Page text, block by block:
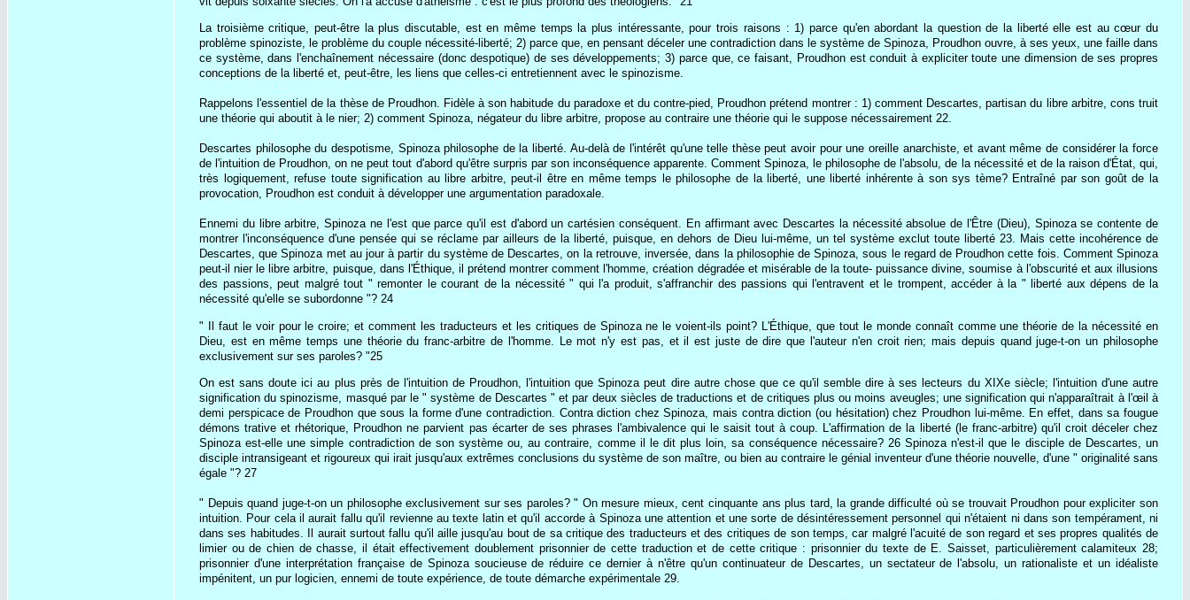
La troisième critique, peut-être la plus discutable, est en même temps la plus intéressante, pour trois raisons : 1) parce qu'en abordant la question de la liberté elle est au cœur du
problème spinoziste, le problème du couple nécessité-liberté; 2) parce que, en pensant déceler une contradiction dans le système de Spinoza, Proudhon ouvre, à ses yeux, une faille dans
ce système, dans l'enchaînement nécessaire (donc despotique) de ses développements; 3) parce que, ce faisant, Proudhon est conduit à expliciter toute une dimension de ses propres
conceptions de la liberté et, peut-être, les liens que celles-ci entretiennent avec le spinozisme.
Rappelons l'essentiel de la thèse de Proudhon. Fidèle à son habitude du paradoxe et du contre-pied, Proudhon prétend montrer : 1) comment Descartes, partisan du libre arbitre, cons truit
une théorie qui aboutit à le nier; 2) comment Spinoza, négateur du libre arbitre, propose au contraire une théorie qui le suppose nécessairement 22.
Descartes philosophe du despotisme, Spinoza philosophe de la liberté. Au-delà de l'intérêt qu'une telle thèse peut avoir pour une oreille anarchiste, et avant même de considérer la force
de l'intuition de Proudhon, on ne peut tout d'abord qu'être surpris par son inconséquence apparente. Comment Spinoza, le philosophe de l'absolu, de la nécessité et de la raison d'État, qui,
très logiquement, refuse toute signification au libre arbitre, peut-il être en même temps le philosophe de la liberté, une liberté inhérente à son sys tème? Entraîné par son goût de la
provocation, Proudhon est conduit à développer une argumentation paradoxale.
Ennemi du libre arbitre, Spinoza ne l'est que parce qu'il est d'abord un cartésien conséquent. En affirmant avec Descartes la nécessité absolue de l'Être (Dieu), Spinoza se contente de
montrer l'inconséquence d'une pensée qui se réclame par ailleurs de la liberté, puisque, en dehors de Dieu lui-même, un tel système exclut toute liberté 23. Mais cette incohérence de
Descartes, que Spinoza met au jour à partir du système de Descartes, on la retrouve, inversée, dans la philosophie de Spinoza, sous le regard de Proudhon cette fois. Comment Spinoza
peut-il nier le libre arbitre, puisque, dans l'Éthique, il prétend montrer comment l'homme, création dégradée et misérable de la toute- puissance divine, soumise à l'obscurité et aux illusions
des passions, peut malgré tout " remonter le courant de la nécessité " qui l'a produit, s'affranchir des passions qui l'entravent et le trompent, accéder à la " liberté aux dépens de la
nécessité qu'elle se subordonne "? 24
" Il faut le voir pour le croire; et comment les traducteurs et les critiques de Spinoza ne le voient-ils point? L'Éthique, que tout le monde connaît comme une théorie de la nécessité en
Dieu, est en même temps une théorie du franc-arbitre de l'homme. Le mot n'y est pas, et il est juste de dire que l'auteur n'en croit rien; mais depuis quand juge-t-on un philosophe
exclusivement sur ses paroles? "25
On est sans doute ici au plus près de l'intuition de Proudhon, l'intuition que Spinoza peut dire autre chose que ce qu'il semble dire à ses lecteurs du XIXe siècle; l'intuition d'une autre
signification du spinozisme, masqué par le " système de Descartes " et par deux siècles de traductions et de critiques plus ou moins aveugles; une signification qui n'apparaîtrait à l'œil à
demi perspicace de Proudhon que sous la forme d'une contradiction. Contra diction chez Spinoza, mais contra diction (ou hésitation) chez Proudhon lui-même. En effet, dans sa fougue
démons trative et rhétorique, Proudhon ne parvient pas écarter de ses phrases l'ambivalence qui le saisit tout à coup. L'affirmation de la liberté (le franc-arbitre) qu'il croit déceler chez
Spinoza est-elle une simple contradiction de son système ou, au contraire, comme il le dit plus loin, sa conséquence nécessaire? 26 Spinoza n'est-il que le disciple de Descartes, un
disciple intransigeant et rigoureux qui irait jusqu'aux extrêmes conclusions du système de son maître, ou bien au contraire le génial inventeur d'une théorie nouvelle, d'une " originalité sans
égale "? 27
" Depuis quand juge-t-on un philosophe exclusivement sur ses paroles? " On mesure mieux, cent cinquante ans plus tard, la grande difficulté où se trouvait Proudhon pour expliciter son
intuition. Pour cela il aurait fallu qu'il revienne au texte latin et qu'il accorde à Spinoza une attention et une sorte de désintéressement personnel qui n'étaient ni dans son tempérament, ni
dans ses habitudes. Il aurait surtout fallu qu'il aille jusqu'au bout de sa critique des traducteurs et des critiques de son temps, car malgré l'acuité de son regard et ses propres qualités de
limier ou de chien de chasse, il était effectivement doublement prisonnier de cette traduction et de cette critique : prisonnier du texte de E. Saisset, particulièrement calamiteux 28;
prisonnier d'une interprétation française de Spinoza soucieuse de réduire ce dernier à n'être qu'un continuateur de Descartes, un sectateur de l'absolu, un rationaliste et un idéaliste
impénitent, un pur logicien, ennemi de toute expérience, de toute démarche expérimentale 29.